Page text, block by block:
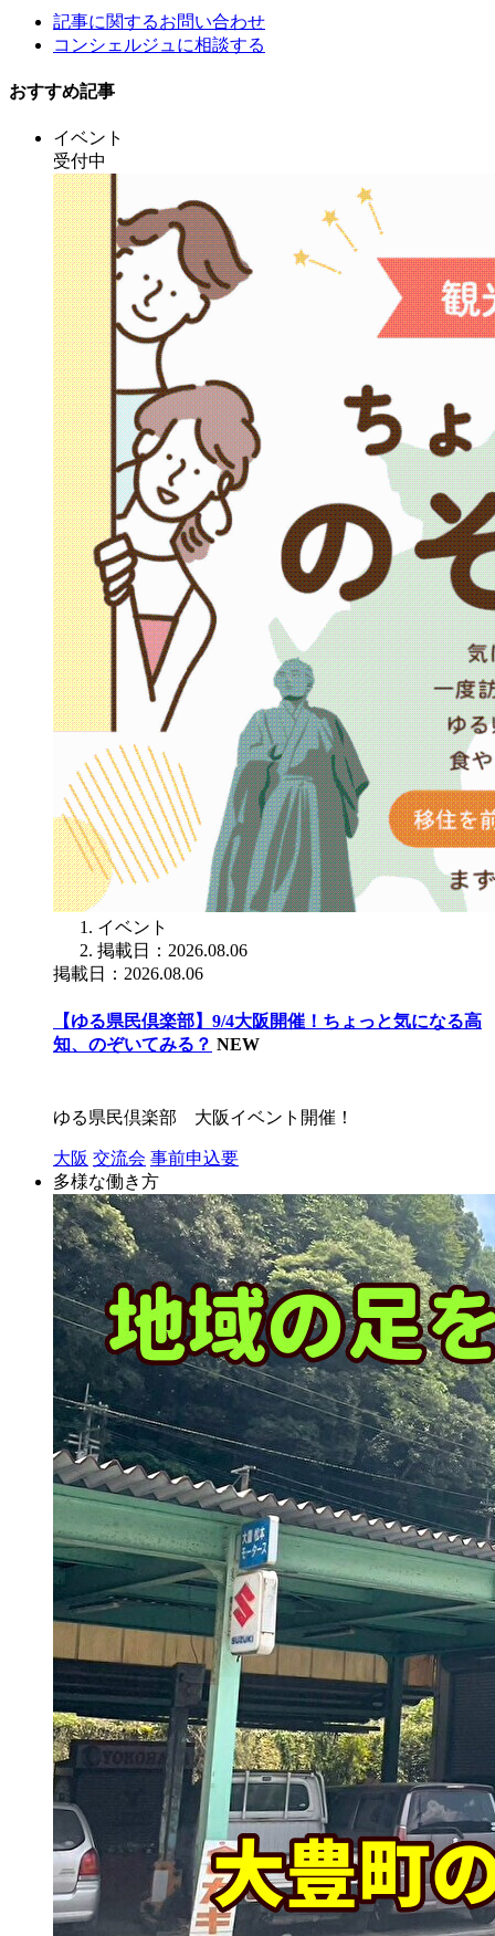
記事に関するお問い合わせ
コンシェルジュに相談する
おすすめ記事
イベント
受付中
イベント
掲載日：2026.08.06
掲載日：2026.08.06
【ゆる県民倶楽部】9/4大阪開催！ちょっと気になる高
知、のぞいてみる？ NEW
ゆる県民倶楽部 大阪イベント開催！
大阪 交流会 事前申込要
多様な働き方